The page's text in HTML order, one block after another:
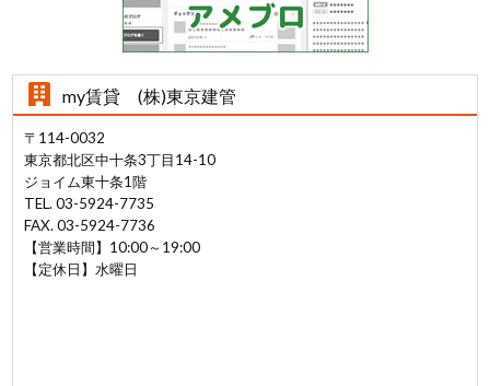
my賃貸 (株)東京建管
〒114-0032
東京都北区中十条3丁目14-10
ジョイム東十条1階
TEL. 03-5924-7735
FAX. 03-5924-7736
【営業時間】10:00～19:00
【定休日】水曜日